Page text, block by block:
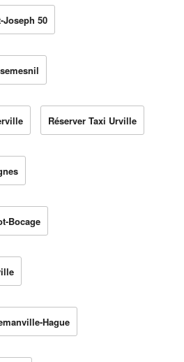
Joseph 50
Réserver Taxi Urville
Bocage
Hague